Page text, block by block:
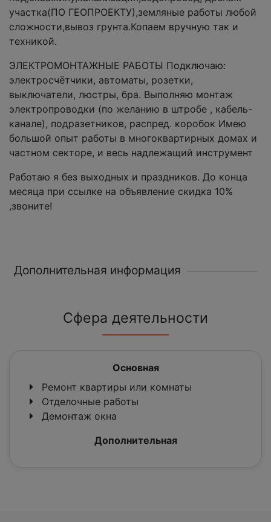
участка(ПО ГЕОПРОЕКТУ),земляные работы любой
сложности,вывоз грунта.Копаем вручную так и
техникой.
ЭЛЕКТРОМОНТАЖНЫЕ РАБОТЫ Подключаю:
электросчётчики, автоматы, розетки,
выключатели, люстры, бра. Выполняю монтаж
электропроводки (по желанию в штробе , кабель-
канале), подразетников, распред. коробок Имею
большой опыт работы в многоквартирных домах и
частном секторе, и весь надлежащий инструмент
Работаю я без выходных и праздников. До конца
месяца при ссылке на объявление скидка 10%
,звоните!
Дополнительная информация
Сфера деятельности
Основная
Ремонт квартиры или комнаты
Отделочные работы
Демонтаж окна
Дополнительная